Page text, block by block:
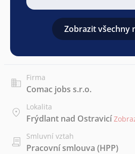
Zobrazit všechny
Firma
Comac jobs s.r.o.
Lokalita
Frýdlant nad Ostravicí
Smluvní vztah
Pracovní smlouva (HPP)